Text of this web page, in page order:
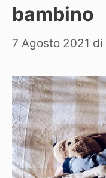
bambino
7 Agosto 2021 di